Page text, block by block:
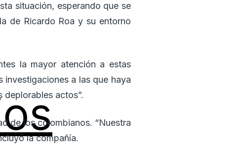
situación, esperando que se
de Ricardo Roa y su entorno
la mayor atención a estas
a las que haya
actos”.
de los colombianos. “Nuestra
la compañía.